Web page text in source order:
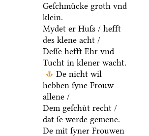
Geſchmuͤcke groth vnd
klein.
Mydet er Huſs / hefft
des klene acht /
Deſſe hefft Ehr vnd
Tucht in klener wacht.
De nicht wil
hebben ſyne Frouw
allene /
Dem geſchuͤt recht /
dat ſe werde gemene.
De mit ſyner Frouwen